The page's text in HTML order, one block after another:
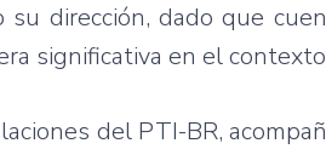
dirección, dado que
significativa en el
del PTI-BR,